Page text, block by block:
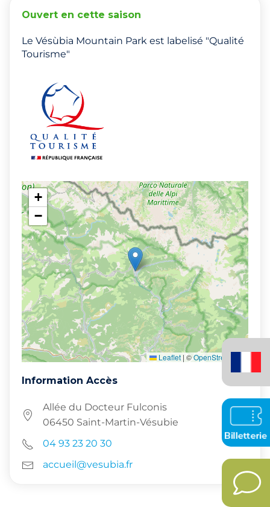
Ouvert en cette saison
Le Vésùbia Mountain Park est labelisé "Qualité
Tourisme"
+
−
Leaflet | ©OpenStreetMap
Information Accès
Allée du Docteur Fulconis
06450 Saint-Martin-Vésubie
04 93 23 20 30
accueil@vesubia.fr